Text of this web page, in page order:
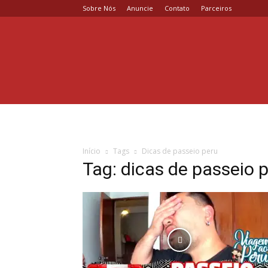
Sobre Nós Anuncie Contato Parceiros
Início Tags Dicas de passeio peru
Tag: dicas de passeio